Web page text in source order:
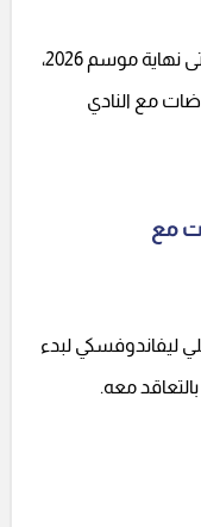
يرتبط ليفاندوفسكي بعقد مع برشلونة حتى نهاية موسم 2026،
مع النادي
مع
ليفاندوفسكي لبدء
معه.